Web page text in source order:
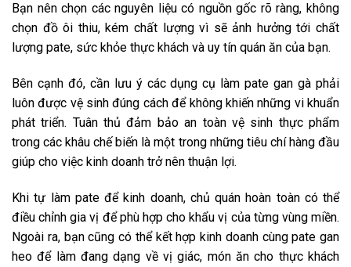
Bạn nên chọn các nguyên liệu có nguồn gốc rõ ràng, không
chọn đồ ôi thiu, kém chất lượng vì sẽ ảnh hưởng tới chất
lượng pate, sức khỏe thực khách và uy tín quán ăn của bạn.
Bên cạnh đó, cần lưu ý các dụng cụ làm pate gan gà phải
luôn được vệ sinh đúng cách để không khiến những vi khuẩn
phát triển. Tuân thủ đảm bảo an toàn vệ sinh thực phẩm
trong các khâu chế biến là một trong những tiêu chí hàng đầu
giúp cho việc kinh doanh trở nên thuận lợi.
Khi tự làm pate để kinh doanh, chủ quán hoàn toàn có thể
điều chỉnh gia vị để phù hợp cho khẩu vị của từng vùng miền.
Ngoài ra, bạn cũng có thể kết hợp kinh doanh cùng pate gan
heo để làm đang dạng về vị giác, món ăn cho thực khách